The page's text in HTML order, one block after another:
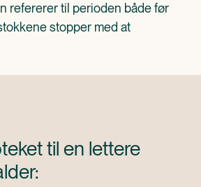
refererer til perioden både før
stopper med at
til en lettere